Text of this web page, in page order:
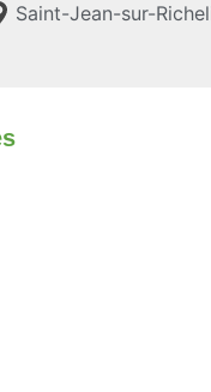
Saint-Jean-sur-